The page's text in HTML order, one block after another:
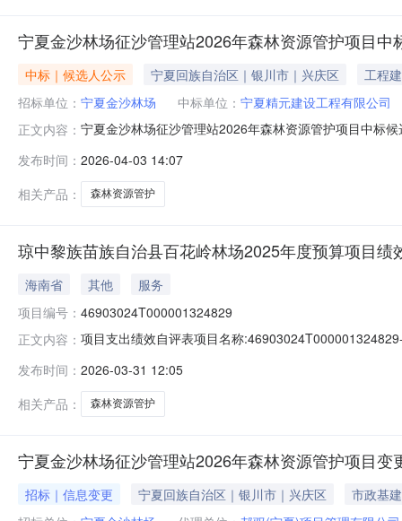
宁夏金沙林场征沙管理站2026年森林资源管护项目中
中标｜候选人公示 宁夏回族自治区｜银川市｜兴庆区
工程
招标单位： 宁夏金沙林场 中标单位： 宁夏精元建设工程有限公司
正文内容： 宁夏金沙林场征沙管理站2026年森林资源管护项目中标
程有限公司投标报价：壹佰叁拾贰万捌仟柒佰伍拾伍元
分：84.
发布时间： 2026-04-03 14:07
相关产品：
森林资源管护
琼中黎族苗族自治县百花岭林场2025年度预算项目绩
海南省 其他
服务
项目编号： 46903024T000001324829
正文内容： 项目支出绩效自评表项目名称
其中：财政资金：30,000.0027,819.3027,819.30100单
发布时间： 2026-03-31 12:05
相关产品：
森林资源管护
宁夏金沙林场征沙管理站2026年森林资源管护项目变
招标｜信息变更 宁夏回族自治区｜银川市｜兴庆区
市政基建